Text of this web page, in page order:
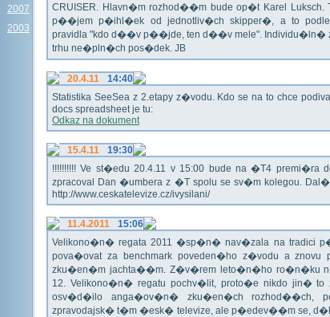
2007
2003
CRUISER. Hlavn�m rozhod��m bude op�t Karel
p��jem p�ihl�ek od jednotliv�ch skipper�, a to
pravidla "kdo d��v p��jde, ten d��v mele". Individu�ln�
trhu ne�pln�ch pos�dek. JB
20.4.11
14:40
Statistika SeeSea z 2.etapy z�vodu. Kdo se na to chce
docs spreadsheet je tu:
Odkaz na dokument
15.4.11
19:30
!!!!!!!!!! Ve st�edu 20.4.11 v 15:00 bude na �T4 premi�ra
zpracoval Dan �umbera z �T spolu se sv�m kolegou.
http://www.ceskatelevize.cz/ivysilani/
11.4.2011
15:06
Velikono�n� regata 2011 �sp�n� nav�zala na tradici
pova�ovat za benchmark poveden�ho z�vodu a
zku�en�m jachta��m. Z�v�rem leto�n�ho ro�n�ku
12. Velikono�n� regatu pochv�lit, proto�e nikdo jin�
osv�d�ilo anga�ov�n� zku�en�ch rozhod��ch,
zpravodajsk� t�m �esk� televize, ale p�edev��m se,